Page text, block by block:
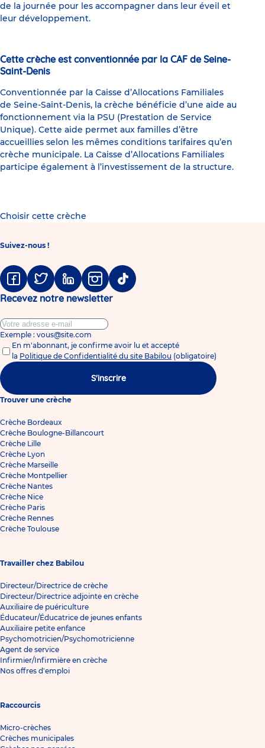
de la journée pour les accompagner dans leur éveil et
leur développement.
Cette crèche est conventionnée par la CAF de Seine-
Saint-Denis
Conventionnée par la Caisse d’Allocations Familiales
de Seine-Saint-Denis, la crèche bénéficie d’une aide au
fonctionnement via la PSU (Prestation de Service
Unique). Cette aide permet aux familles d’être
accueillies selon les mêmes conditions tarifaires qu’en
crèche municipale. La Caisse d’Allocations Familiales
participe également à l’investissement de la structure.
Choisir cette crèche
Suivez-nous !
FacebookTwitter LinkedinInstagramTiktok
Recevez notre newsletter
Exemple : vous@site.com
En m'abonnant, je confirme avoir lu et accepté
la Politique de Confidentialité du site Babilou (obligatoire)
S'inscrire
Trouver une crèche
Crèche Bordeaux
Crèche Boulogne-Billancourt
Crèche Lille
Crèche Lyon
Crèche Marseille
Crèche Montpellier
Crèche Nantes
Crèche Nice
Crèche Paris
Crèche Rennes
Crèche Toulouse
Travailler chez Babilou
Directeur/Directrice de crèche
Directeur/Directrice adjointe en crèche
Auxiliaire de puériculture
Éducateur/Éducatrice de jeunes enfants
Auxiliaire petite enfance
Psychomotricien/Psychomotricienne
Agent de service
Infirmier/Infirmière en crèche
Nos offres d'emploi
Raccourcis
Micro-crèches
Crèches municipales